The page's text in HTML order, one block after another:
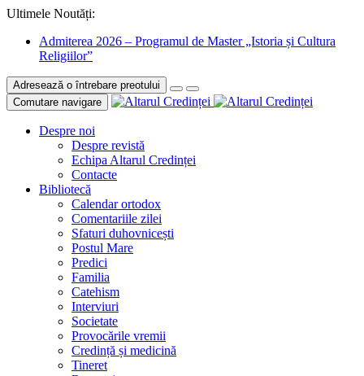
Ultimele Noutăți:
Admiterea 2026 – Programul de Master „Istoria și Cultura
Religiilor”
Adresează o întrebare preotului
Comutare navigare
Despre noi
Despre revistă
Echipa Altarul Credinței
Contacte
Bibliotecă
Calendar ortodox
Comentariile zilei
Sfaturi duhovnicești
Postul Mare
Predici
Familia
Catehism
Interviuri
Societate
Provocările vremii
Credință și medicină
Tineret